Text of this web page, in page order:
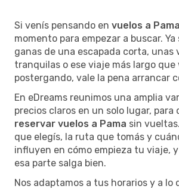
Si venís pensando en vuelos a Pama
momento para empezar a buscar.
ganas de una escapada corta, unas
tranquilas o ese viaje más largo que
postergando, vale la pena arrancar
En eDreams reunimos una amplia
precios claros en un solo lugar, para
reservar vuelos a Pama sin
que elegís, la ruta que tomás y
influyen en cómo empieza tu viaje,
esa parte salga bien.
Nos adaptamos a tus horarios y a lo